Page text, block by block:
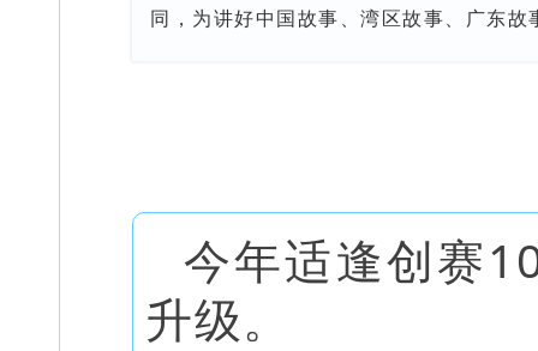
同，为讲好中国故事、湾区故事、广东故
今年适逢创赛
升级。